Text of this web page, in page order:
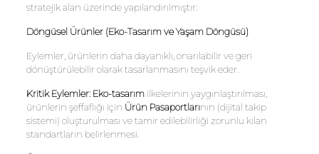
stratejik alan üzerinde yapılandırılmıştır:
Döngüsel Ürünler (Eko-Tasarım ve Yaşam Döngüsü)
Eylemler, ürünlerin daha dayanıklı, onarılabilir ve geri
dönüştürülebilir olarak tasarlanmasını teşvik eder.
Kritik Eylemler: Eko-tasarımilkelerinin yaygınlaştırılması,
ürünlerin şeffaflığı için Ürün Pasaportlarının (dijital takip
sistemi) oluşturulması ve tamir edilebilirliği zorunlu kılan
standartların belirlenmesi.